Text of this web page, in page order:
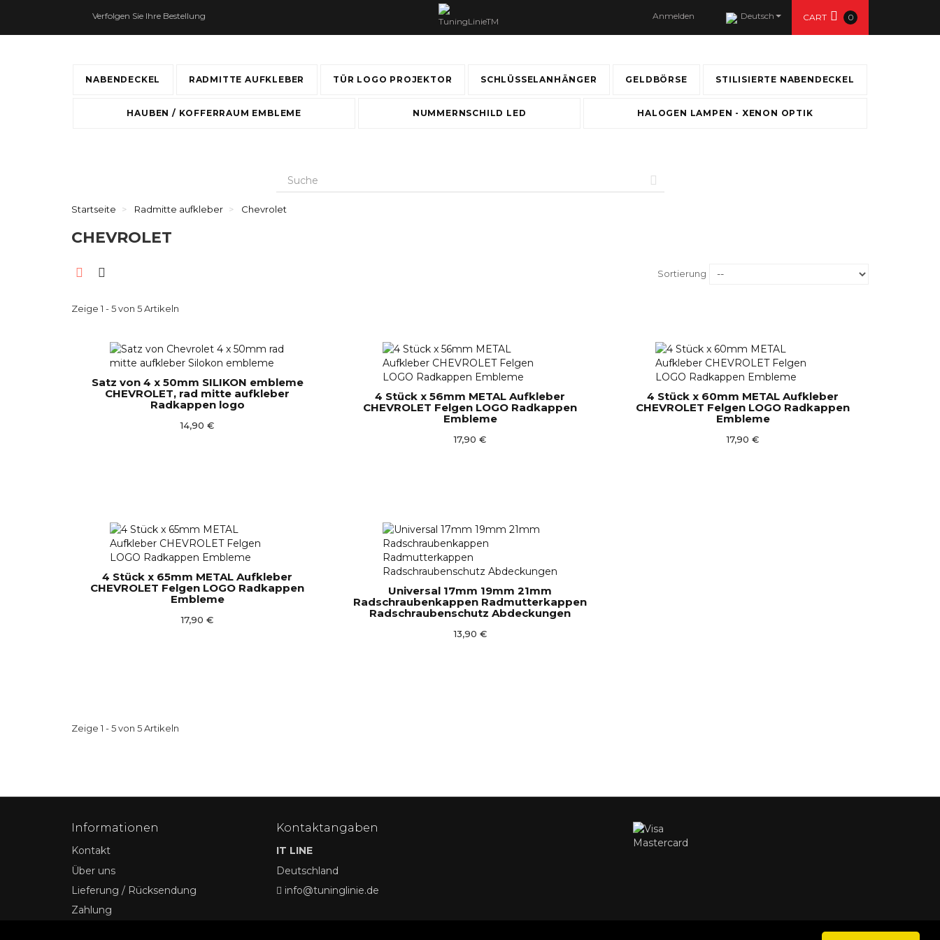
Anmelden Deutsch CART 0
Verfolgen Sie Ihre Bestellung
NABENDECKEL RADMITTE AUFKLEBER TÜR LOGO PROJEKTOR SCHLÜSSELANHÄNGER GELDBÖRSE STILISIERTE NABENDECKEL
HAUBEN / KOFFERRAUM EMBLEME NUMMERNSCHILD LED HALOGEN LAMPEN - XENON OPTIK
Startseite Radmitte aufkleber Chevrolet
CHEVROLET
Sortierung
Zeige 1 - 5 von 5 Artikeln
Satz von 4 x 50mm SILIKON embleme
CHEVROLET, rad mitte aufkleber
Radkappen logo
14,90 €
4 Stück x 56mm METAL Aufkleber
CHEVROLET Felgen LOGO Radkappen
Embleme
17,90 €
4 Stück x 60mm METAL Aufkleber
CHEVROLET Felgen LOGO Radkappen
Embleme
17,90 €
4 Stück x 65mm METAL Aufkleber
CHEVROLET Felgen LOGO Radkappen
Embleme
17,90 €
Universal 17mm 19mm 21mm
Radschraubenkappen Radmutterkappen
Radschraubenschutz Abdeckungen
13,90 €
Zeige 1 - 5 von 5 Artikeln
Informationen
Kontakt
Über uns
Lieferung / Rücksendung
Zahlung
Kontaktangaben
IT LINE
Deutschland
info@tuninglinie.de